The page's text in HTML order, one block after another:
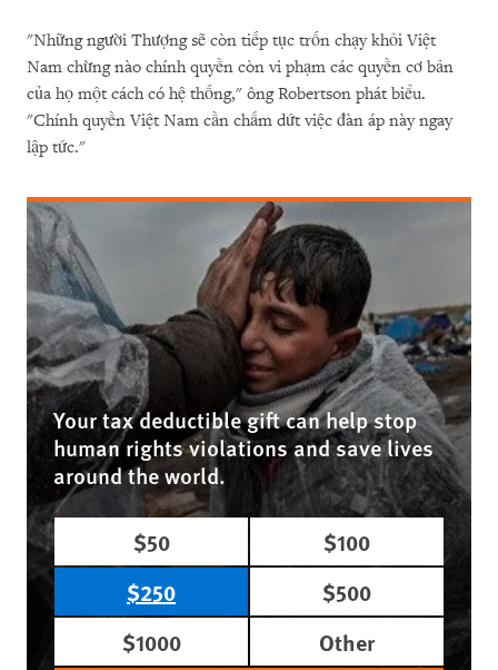
"Những người Thượng sẽ còn tiếp tục trốn chạy khỏi Việt
Nam chừng nào chính quyền còn vi phạm các quyền cơ bản
của họ một cách có hệ thống," ông Robertson phát biểu.
"Chính quyền Việt Nam cần chấm dứt việc đàn áp này ngay
lập tức."
Your tax deductible gift can help stop
human rights violations and save lives
around the world.
$50
$100
$250
$500
$1000
Other